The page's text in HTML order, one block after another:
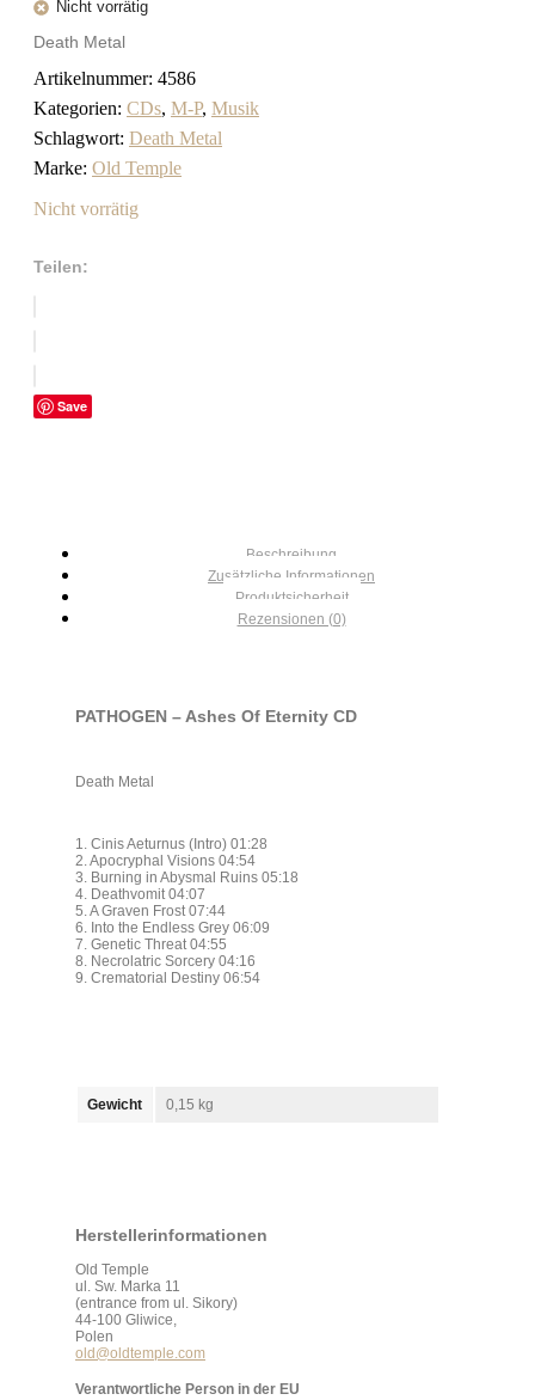
Nicht vorrätig
Death Metal
Artikelnummer: 4586
Kategorien: CDs, M-P, Musik
Schlagwort: Death Metal
Marke: Old Temple
Nicht vorrätig
Teilen:
Save
Beschreibung
Zusätzliche Informationen
Produktsicherheit
Rezensionen (0)
PATHOGEN – Ashes Of Eternity CD
Death Metal
1. Cinis Aeturnus (Intro) 01:28
2. Apocryphal Visions 04:54
3. Burning in Abysmal Ruins 05:18
4. Deathvomit 04:07
5. A Graven Frost 07:44
6. Into the Endless Grey 06:09
7. Genetic Threat 04:55
8. Necrolatric Sorcery 04:16
9. Crematorial Destiny 06:54
Gewicht 0,15 kg
Herstellerinformationen
Old Temple
ul. Sw. Marka 11
(entrance from ul. Sikory)
44-100 Gliwice,
Polen
old@oldtemple.com
Verantwortliche Person in der EU